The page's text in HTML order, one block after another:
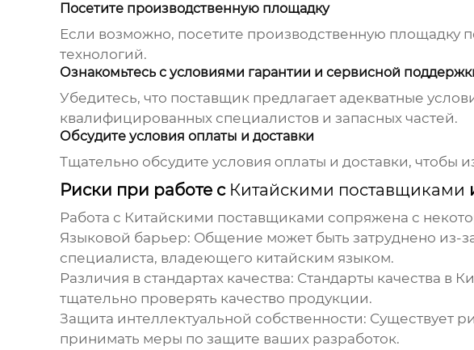
Посетите производственную площадку
Если возможно, посетите производственную площадку
технологий.
Ознакомьтесь с условиями гарантии и сервисной
Убедитесь, что поставщикпредлагает адекватные
квалифицированных специалистов и запасных частей.
Обсудите условия оплаты и доставки
Тщательно обсудите условия оплаты и доставки, чтобы
Риски при работе с Китайскими поставщиками
Работа с Китайскими поставщиками сопряжена с
Языковой барьер: Общение может быть затруднено из-
специалиста, владеющего китайским языком.
Различия в стандартах качества: Стандарты качества в
тщательно проверять качество продукции.
Защита интеллектуальной собственности: Существует
принимать меры по защите ваших разработок.